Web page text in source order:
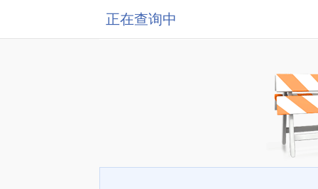
正在查询中